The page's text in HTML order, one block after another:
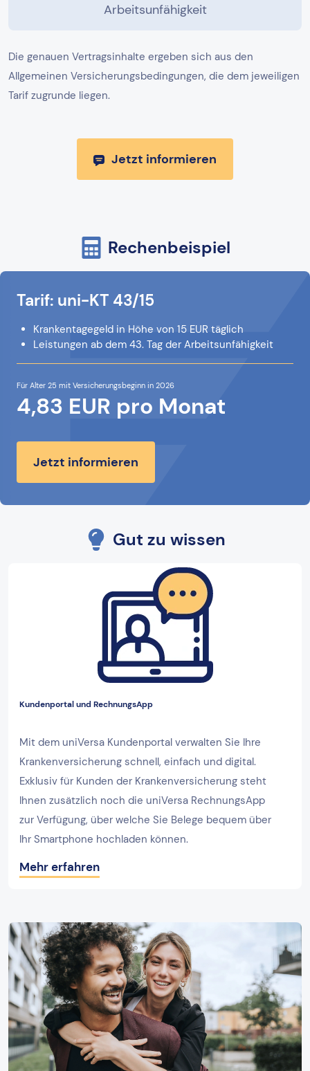
Arbeitsunfähigkeit
Die genauen Vertragsinhalte ergeben sich aus den
Allgemeinen Versicherungsbedingungen, die dem jeweiligen
Tarif zugrunde liegen.
Jetzt informieren
Rechenbeispiel
Tarif: uni-KT 43/15
Krankentagegeld in Höhe von 15 EUR täglich
Leistungen ab dem 43. Tag der Arbeitsunfähigkeit
Für Alter 25 mit Versicherungsbeginn in 2026
4,83 EUR pro Monat
Jetzt informieren
Gut zu wissen
Kundenportal und RechnungsApp
Mit dem uniVersa Kundenportal verwalten Sie Ihre
Krankenversicherung schnell, einfach und digital.
Exklusiv für Kunden der Krankenversicherung steht
Ihnen zusätzlich noch die uniVersa RechnungsApp
zur Verfügung, über welche Sie Belege bequem über
Ihr Smartphone hochladen können.
Mehr erfahren